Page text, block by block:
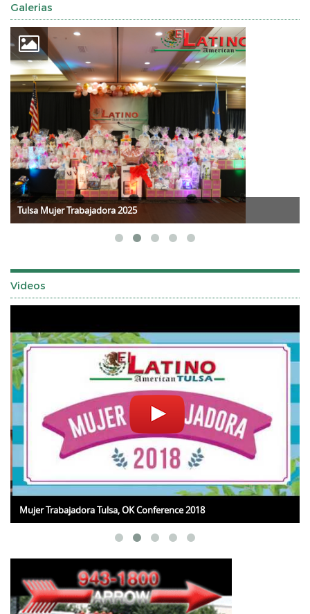
Galerias
Tulsa Mujer Trabajadora 2025
Videos
Mujer Trabajadora Tulsa, OK Conference 2018